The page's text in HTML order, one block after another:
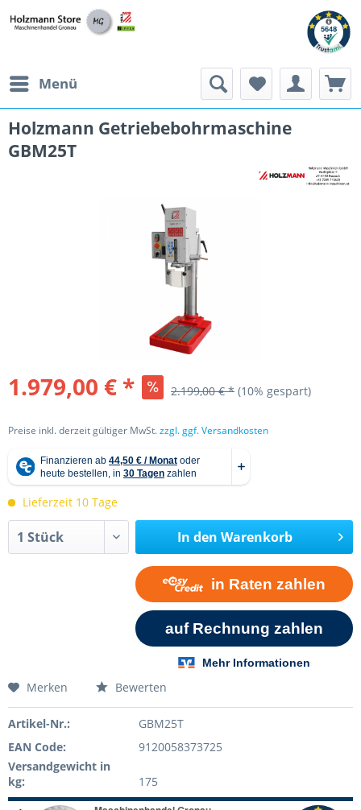
Menü
Holzmann Getriebebohrmaschine
GBM25T
1.979,00 € * 2.199,00 € * (10% gespart)
Preise inkl. derzeit gültiger MwSt.zzgl. ggf. Versandkosten
Lieferzeit 10 Tage
In den Warenkorb
Merken Bewerten
Artikel-Nr.:
GBM25T
EAN Code:
9120058373725
Versandgewicht in
kg:
175